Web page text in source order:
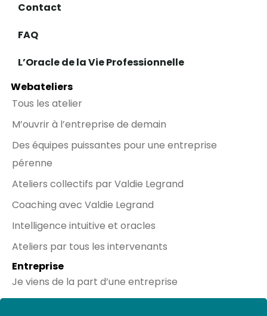
Contact
FAQ
L’Oracle de la Vie Professionnelle
Webateliers
Tous les atelier
M’ouvrir à l’entreprise de demain
Des équipes puissantes pour une entreprise
pérenne
Ateliers collectifs par Valdie Legrand
Coaching avec Valdie Legrand
Intelligence intuitive et oracles
Ateliers par tous les intervenants
Entreprise
Je viens de la part d’une entreprise